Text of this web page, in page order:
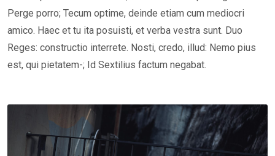
Perge porro; Tecum optime, deinde etiam cum mediocri
amico. Haec et tu ita posuisti, et verba vestra sunt. Duo
Reges: constructio interrete. Nosti, credo, illud: Nemo pius
est, qui pietatem-; Id Sextilius factum negabat.